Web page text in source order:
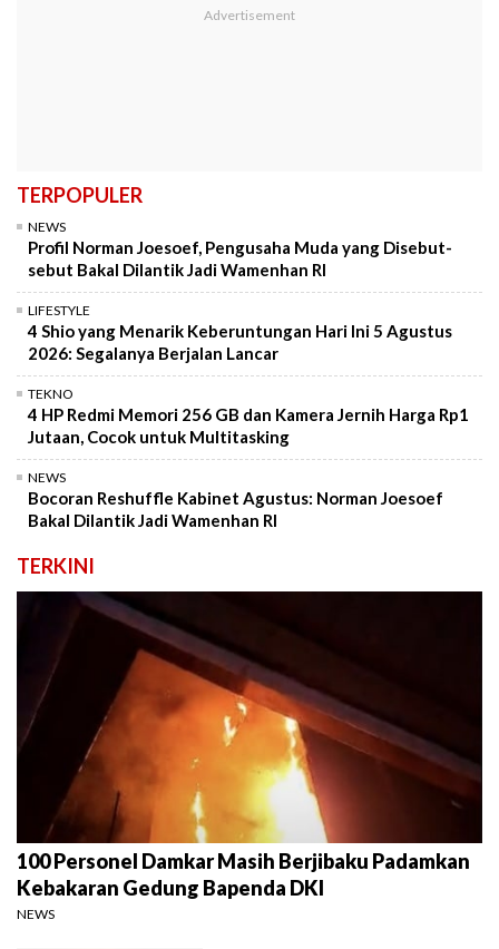
TERPOPULER
NEWS
Profil Norman Joesoef, Pengusaha Muda yang Disebut-
sebut Bakal Dilantik Jadi Wamenhan RI
LIFESTYLE
4 Shio yang Menarik Keberuntungan Hari Ini 5 Agustus
2026: Segalanya Berjalan Lancar
TEKNO
4 HP Redmi Memori 256 GB dan Kamera Jernih Harga Rp1
Jutaan, Cocok untuk Multitasking
NEWS
Bocoran Reshuffle Kabinet Agustus: Norman Joesoef
Bakal Dilantik Jadi Wamenhan RI
TERKINI
100 Personel Damkar Masih Berjibaku Padamkan
Kebakaran Gedung Bapenda DKI
NEWS